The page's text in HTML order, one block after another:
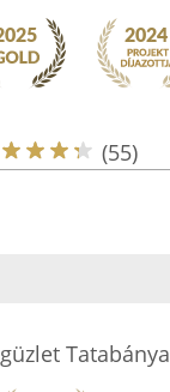
(55)
Tatabánya